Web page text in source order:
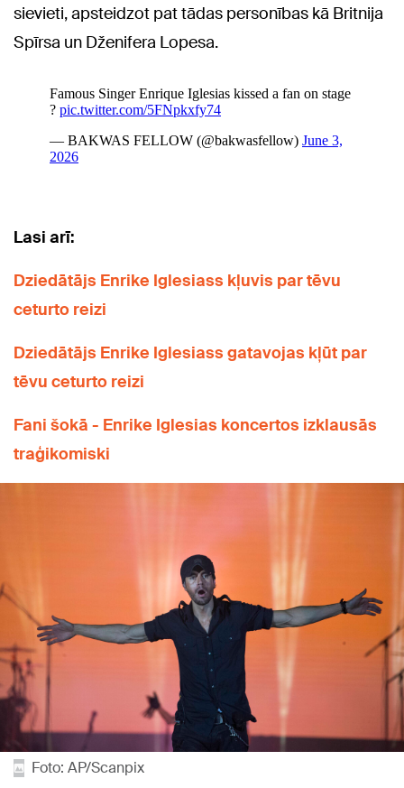
sievieti, apsteidzot pat tādas personības kā Britnija
Spīrsa un Dženifera Lopesa.
Lasi arī:
Dziedātājs Enrike Iglesiass kļuvis par tēvu
ceturto reizi
Dziedātājs Enrike Iglesiass gatavojas kļūt par
tēvu ceturto reizi
Fani šokā - Enrike Iglesias koncertos izklausās
traģikomiski
Foto: AP/Scanpix